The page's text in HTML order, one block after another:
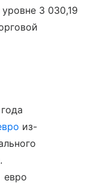
3 030,19
из-
евро